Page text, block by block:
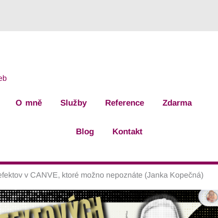
O mně Služby Reference Zdarma
Blog Kontakt
v CANVE, ktoré možno nepoznáte (Janka Kopečná)